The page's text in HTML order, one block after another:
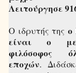
Λειτούργησε
Ο ιδρυτής τηςο
είναι ο
φιλόσοφος
εποχών.